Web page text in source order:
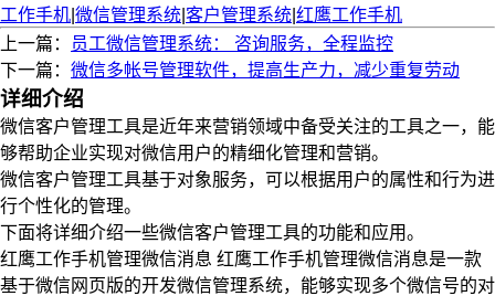
工作手机 微信管理系统 客户管理系统 红鹰工作手机
上一篇：
员工微信管理系统： 咨询服务，全程监控
下一篇： 微信多帐号管理软件，提高生产力，减少重复劳动
详细介绍
微信客户管理工具是近年来营销领域中备受关注的工具之一，能
够帮助企业实现对微信用户的精细化管理和营销。
微信客户管理工具基于对象服务，可以根据用户的属性和行为进
行个性化的管理。
下面将详细介绍一些微信客户管理工具的功能和应用。
红鹰工作手机管理微信消息 红鹰工作手机管理微信消息是一款
基于微信网页版的开发微信管理系统，能够实现多个微信号的对